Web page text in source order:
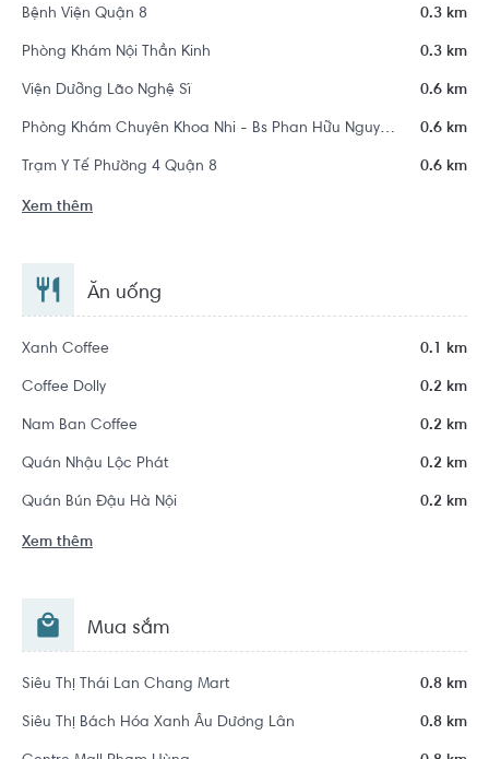
Bệnh Viện Quận 8 0.3 km
Phòng Khám Nội Thần Kinh 0.3 km
Viện Dưỡng Lão Nghệ Sĩ 0.6 km
Phòng Khám Chuyên Khoa Nhi - Bs Phan Hữu Nguyệt Diễm 0.6 km
Trạm Y Tế Phường 4 Quận 8 0.6 km
Xem thêm
Ăn uống
Xanh Coffee 0.1 km
Coffee Dolly 0.2 km
Nam Ban Coffee 0.2 km
Quán Nhậu Lộc Phát 0.2 km
Quán Bún Đậu Hà Nội 0.2 km
Xem thêm
Mua sắm
Siêu Thị Thái Lan Chang Mart 0.8 km
Siêu Thị Bách Hóa Xanh Âu Dương Lân 0.8 km